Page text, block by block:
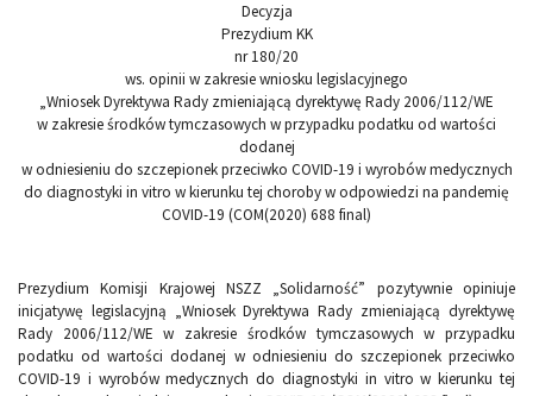
Decyzja
Prezydium KK
nr 180/20
ws. opinii w zakresie wniosku legislacyjnego
„Wniosek Dyrektywa Rady zmieniającą dyrektywę Rady 2006/112/WE
w zakresie środków tymczasowych w przypadku podatku od wartości
dodanej
w odniesieniu do szczepionek przeciwko COVID-19 i wyrobów medycznych
do diagnostyki in vitro w kierunku tej choroby w odpowiedzi na pandemię
COVID-19 (COM(2020) 688 final)
Prezydium Komisji Krajowej NSZZ „Solidarność” pozytywnie opiniuje
inicjatywę legislacyjną „Wniosek Dyrektywa Rady zmieniającą dyrektywę
Rady 2006/112/WE w zakresie środków tymczasowych w przypadku
podatku od wartości dodanej w odniesieniu do szczepionek przeciwko
COVID-19 i wyrobów medycznych do diagnostyki in vitro w kierunku tej